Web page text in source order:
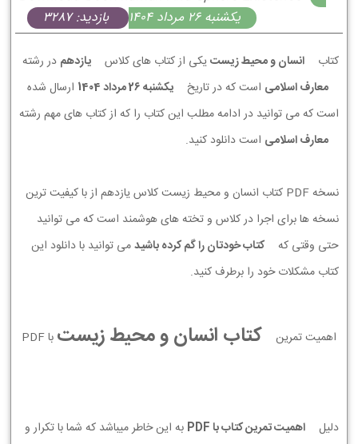
يكشنبه 26 مرداد 1404
بازدید: 3287
کتاب انسان و محیط زیستیکی از کتاب های کلاس یازدهم در رشته
معارف اسلامی است که در تاریخ يكشنبه 26 مرداد 1404
ارسال شده
است که می توانید در ادامه مطلب این کتاب را که از کتاب های مهم رشته
معارف اسلامی است دانلود کنید.
نسخه PDF کتاب انسان و محیط زیست کلاس یازدهم از با کیفیت ترین
نسخه ها برای اجرا در کلاس و تخته های هوشمند است که می توانید
حتی وقتی که
کتاب خودتان را گم کرده باشیدمی توانید با دانلود این
کتاب مشکلات خود را برطرف کنید.
اهمیت تمرین کتاب انسان و محیط زیست با PDF
دلیل اهمیت تمرین کتاب با PDF
به این خاطر میباشد که شما با تکرار و